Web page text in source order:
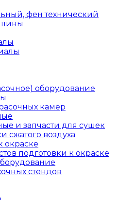
фен технический
оборудование
камер
и запчасти для сушек
сжатого воздуха
окраске
подготовки к окраске
стендов